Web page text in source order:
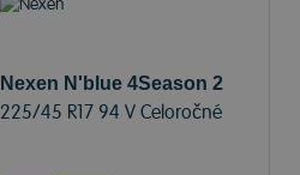
Nexen N'blue 4Season 2
225/45 R17 94 V Celoročné